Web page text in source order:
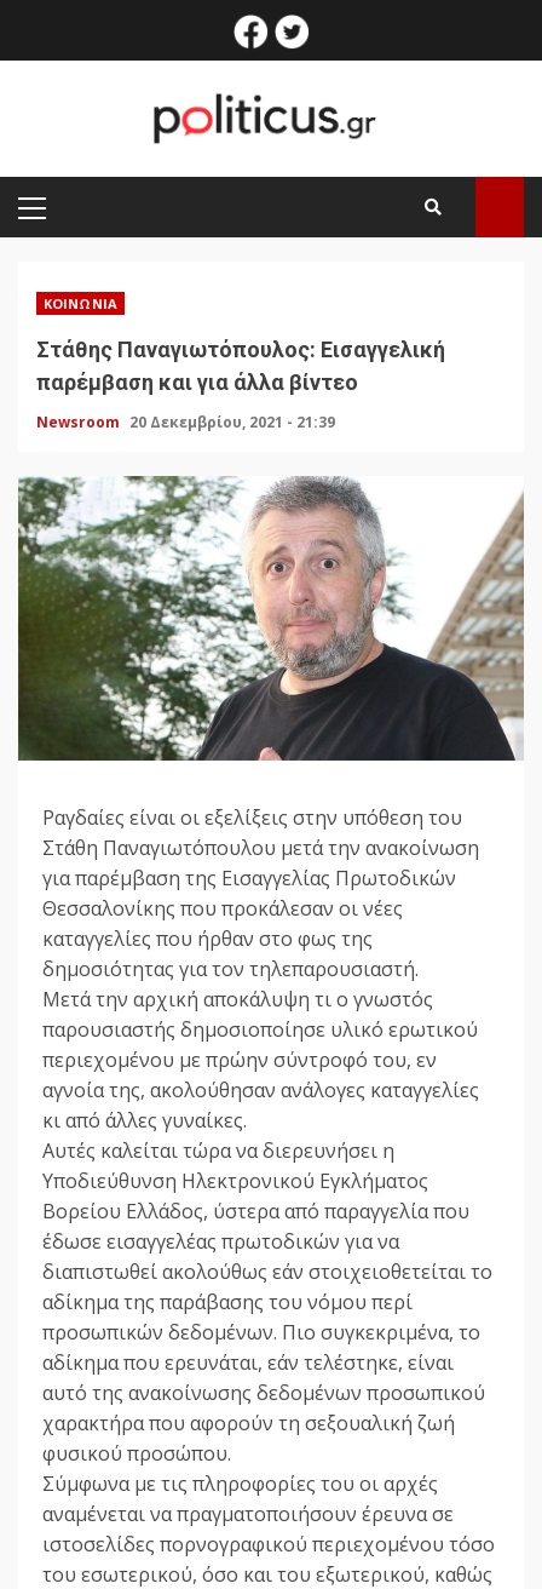
facebook
PRIMARY
MENU
ΚΟΙΝΩΝΊΑ
Στάθης Παναγιωτόπουλος: Εισαγγελική
παρέμβαση και για άλλα βίντεο
Newsroom 20 Δεκεμβρίου, 2021 - 21:39
Ραγδαίες είναι οι εξελίξεις στην υπόθεση του
Στάθη Παναγιωτόπουλου μετά την ανακοίνωση
για παρέμβαση της Εισαγγελίας Πρωτοδικών
Θεσσαλονίκης που προκάλεσαν οι νέες
καταγγελίες που ήρθαν στο φως της
δημοσιότητας για τον τηλεπαρουσιαστή.
Μετά την αρχική αποκάλυψη τι ο γνωστός
παρουσιαστής δημοσιοποίησε υλικό ερωτικού
περιεχομένου με πρώην σύντροφό του, εν
αγνοία της, ακολούθησαν ανάλογες καταγγελίες
κι από άλλες γυναίκες.
Αυτές καλείται τώρα να διερευνήσει η
Υποδιεύθυνση Ηλεκτρονικού Εγκλήματος
Βορείου Ελλάδος, ύστερα από παραγγελία που
έδωσε εισαγγελέας πρωτοδικών για να
διαπιστωθεί ακολούθως εάν στοιχειοθετείται το
αδίκημα της παράβασης του νόμου περί
προσωπικών δεδομένων. Πιο συγκεκριμένα, το
αδίκημα που ερευνάται, εάν τελέστηκε, είναι
αυτό της ανακοίνωσης δεδομένων προσωπικού
χαρακτήρα που αφορούν τη σεξουαλική ζωή
φυσικού προσώπου.
Σύμφωνα με τις πληροφορίες του οι αρχές
αναμένεται να πραγματοποιήσουν έρευνα σε
ιστοσελίδες πορνογραφικού περιεχομένου τόσο
του εσωτερικού, όσο και του εξωτερικού, καθώς